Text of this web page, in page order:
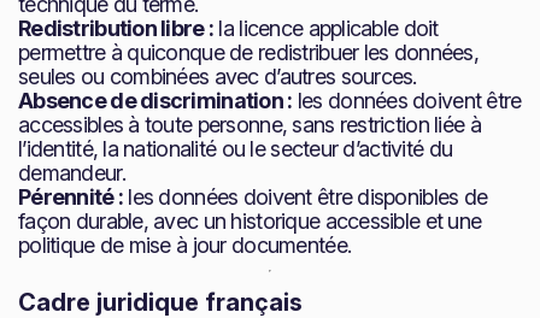
Redistribution libre : la licence applicable doit
permettre à quiconque de redistribuer les données,
seules ou combinées avec d’autres sources.
Absence de discrimination : les données doivent être
accessibles à toute personne, sans restriction liée à
l’identité, la nationalité ou le secteur d’activité du
demandeur.
Pérennité : les données doivent être disponibles de
façon durable, avec un historique accessible et une
politique de mise à jour documentée.
Cadre juridique français